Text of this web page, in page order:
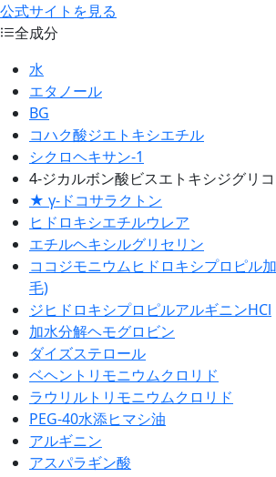
公式サイトを見る
全成分
水
エタノール
BG
コハク酸ジエトキシエチル
シクロヘキサン-1
4-ジカルボン酸ビスエトキシジグリ
★ γ-ドコサラクトン
ヒドロキシエチルウレア
エチルヘキシルグリセリン
ココジモニウムヒドロキシプロピル
毛)
ジヒドロキシプロピルアルギニンHCl
加水分解ヘモグロビン
ダイズステロール
ベヘントリモニウムクロリド
ラウリルトリモニウムクロリド
PEG-40水添ヒマシ油
アルギニン
アスパラギン酸